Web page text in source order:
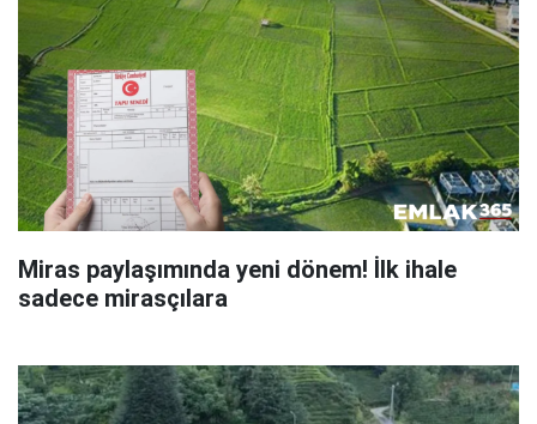
Miras paylaşımında yeni dönem! İlk ihale
sadece mirasçılara